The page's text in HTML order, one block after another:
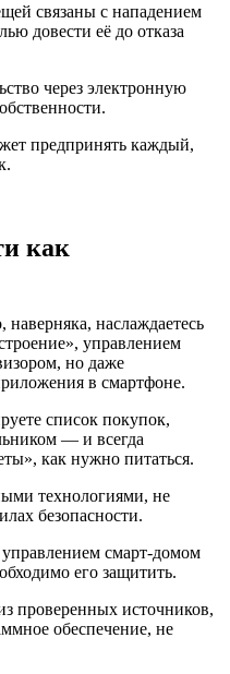
связаны с нападением
довести её до отказа
через электронную
предпринять каждый,
как
наслаждаетесь
управлением
но даже
в смартфоне.
список покупок,
— и всегда
как нужно питаться.
технологиями, не
безопасности.
смарт-домом
его защитить.
проверенных источников,
обеспечение, не